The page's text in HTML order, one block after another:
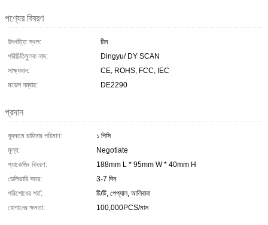
পণ্যের বিবরণ
উৎপত্তি স্থল:
চীন
পরিচিতিমুলক নাম:
Dingyu/ DY SCAN
সাক্ষ্যদান:
CE, ROHS, FCC, IEC
মডেল নম্বার:
DE2290
প্রদান
ন্যূনতম চাহিদার পরিমাণ:
১ পিসি
মূল্য:
Negotiate
প্যাকেজিং বিবরণ:
188mm L * 95mm W * 40mm H
ডেলিভারি সময়:
3-7 দিন
পরিশোধের শর্ত:
টি/টি, পেপ্যাল, আলিবাবা
যোগানের ক্ষমতা:
100,000PCS/মাস